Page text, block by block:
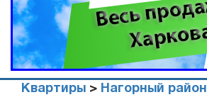
Квартиры > Нагорный район